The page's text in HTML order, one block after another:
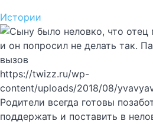
Истории
https://twizz.ru/wp-
content/uploads/2018/08/
Родители всегда готовы
поддержать и поставить в